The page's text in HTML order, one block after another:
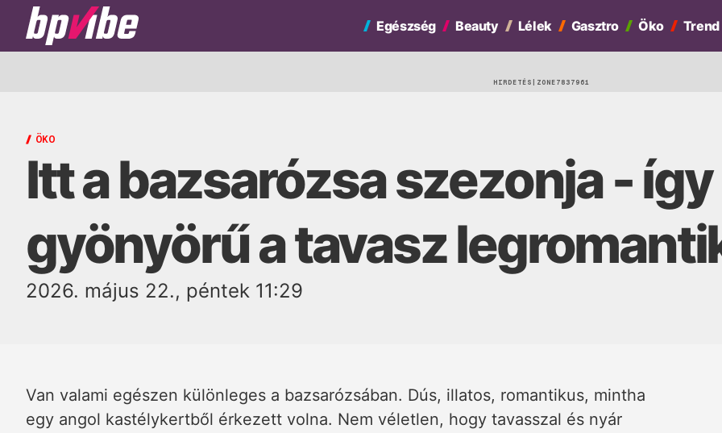
BP
Egészség Beauty Lélek Gasztro Öko
Trend
HIRDETÉS
ÖKO
Itt a bazsarózsa szezonja -
gyönyörű a tavasz
2026. május 22., péntek 11:29
Van valami egészen különleges a bazsarózsában. Dús, illatos, romantikus, mintha
egy angol kastélykertből érkezett volna. Nem véletlen, hogy tavasszal és nyár